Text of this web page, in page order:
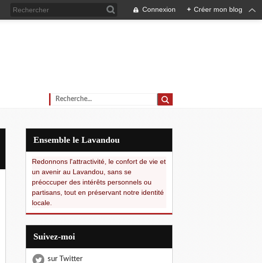
Connexion + Créer mon blog
Ensemble le Lavandou
Redonnons l'attractivité, le confort de vie et
un avenir au Lavandou, sans se
préoccuper des intérêts personnels ou
partisans, tout en préservant notre identité
locale.
Suivez-moi
sur Twitter